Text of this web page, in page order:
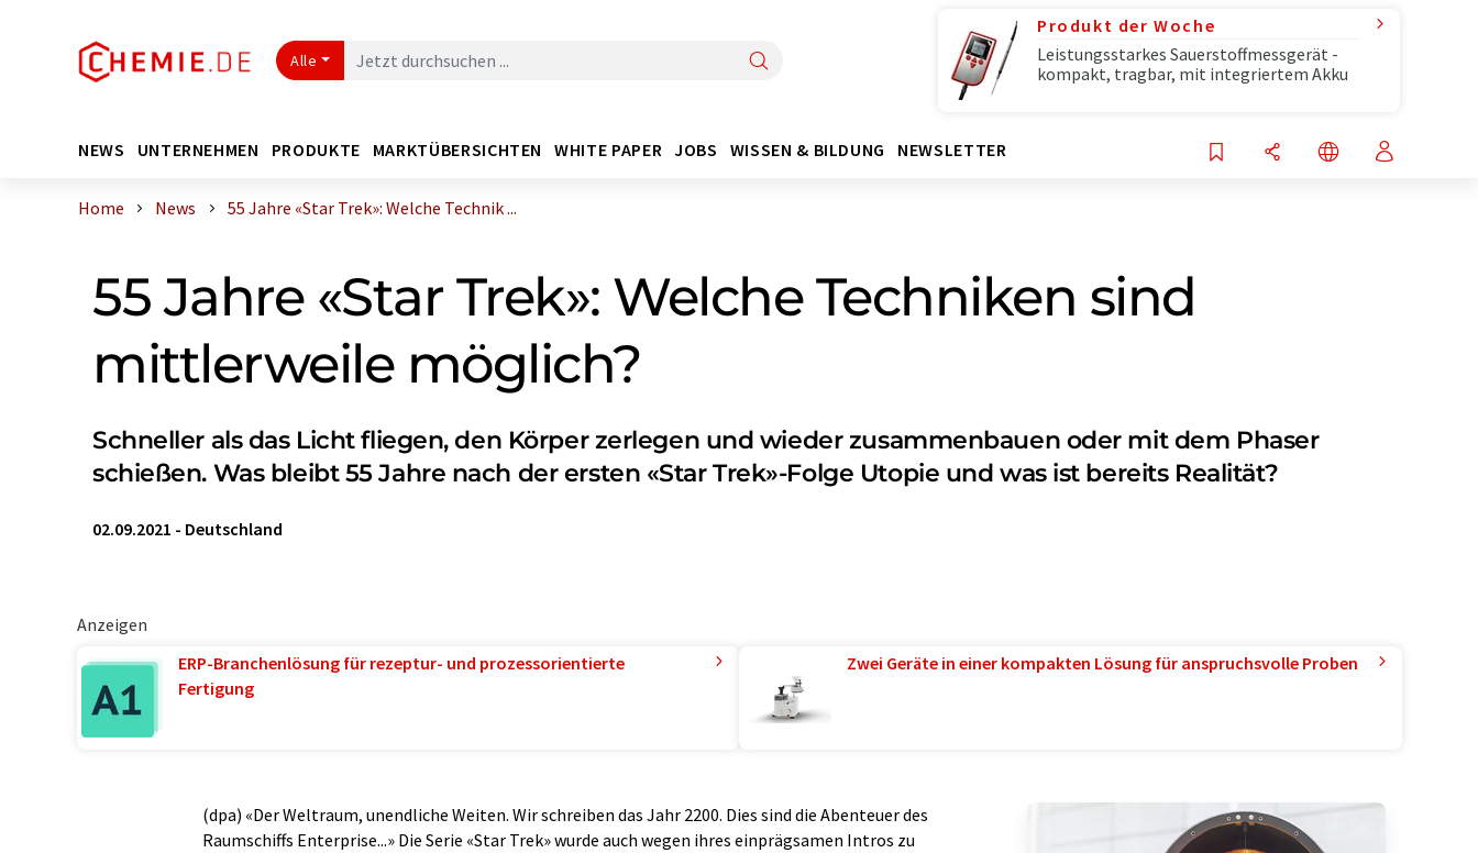
Alle
Produkt der Woche
Leistungsstarkes Sauerstoffmessgerät -
kompakt, tragbar, mit integriertem Akku
NEWS UNTERNEHMEN PRODUKTE MARKTÜBERSICHTEN WHITE PAPER JOBS WISSEN & BILDUNG NEWSLETTER
Home News 55 Jahre «Star Trek»: Welche Technik ...
55 Jahre «Star Trek»: Welche Techniken sind
mittlerweile möglich?
Schneller als das Licht fliegen, den Körper zerlegen und wieder zusammenbauen oder mit dem Phaser
schießen. Was bleibt 55 Jahre nach der ersten «Star Trek»-Folge Utopie und was ist bereits Realität?
02.09.2021 - Deutschland
Anzeigen
ERP-Branchenlösung für rezeptur- und prozessorientierte
Fertigung
Zwei Geräte in einer kompakten Lösung für anspruchsvolle Proben
(dpa) «Der Weltraum, unendliche Weiten. Wir schreiben das Jahr 2200. Dies sind die Abenteuer des
Raumschiffs Enterprise...» Die Serie «Star Trek» wurde auch wegen ihres einprägsamen Intros zu